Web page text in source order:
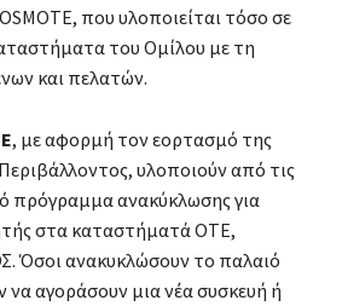
που υλοποιείται τόσο σε
του Ομίλου με τη
και πελατών.
, με αφορμή τον εορτασμό της
υλοποιούν από τις
πρόγραμμα ανακύκλωσης για
στα καταστήματά ΟΤΕ,
Όσοι ανακυκλώσουν το παλαιό
να αγοράσουν μια νέα συσκευή ή